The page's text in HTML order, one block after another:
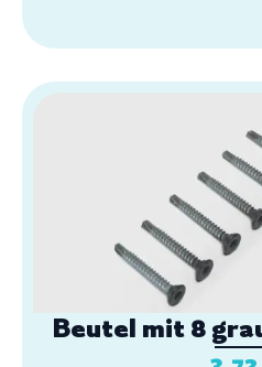
Beutel mit 8